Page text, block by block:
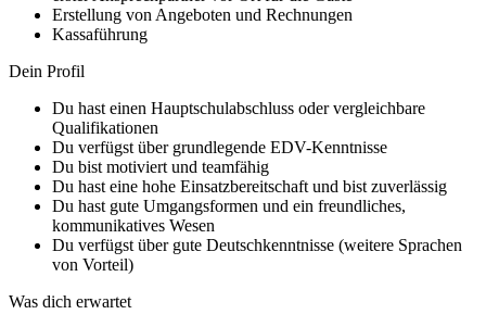
Erstellung von Angeboten und Rechnungen
Kassaführung
Dein Profil
Du hast einen Hauptschulabschluss oder vergleichbare
Qualifikationen
Du verfügst über grundlegende EDV-Kenntnisse
Du bist motiviert und teamfähig
Du hast eine hohe Einsatzbereitschaft und bist zuverlässig
Du hast gute Umgangsformen und ein freundliches,
kommunikatives Wesen
Du verfügst über gute Deutschkenntnisse (weitere Sprachen
von Vorteil)
Was dich erwartet